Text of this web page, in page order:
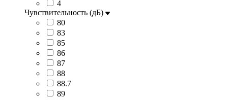
4
Чувствительность (дБ)
80
83
85
86
87
88
88.7
89